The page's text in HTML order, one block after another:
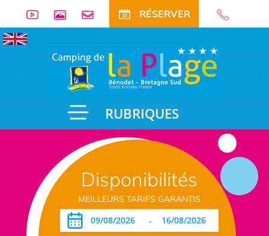
RÉSERVER
RUBRIQUES
Disponibilités
MEILLEURS TARIFS GARANTIS
-